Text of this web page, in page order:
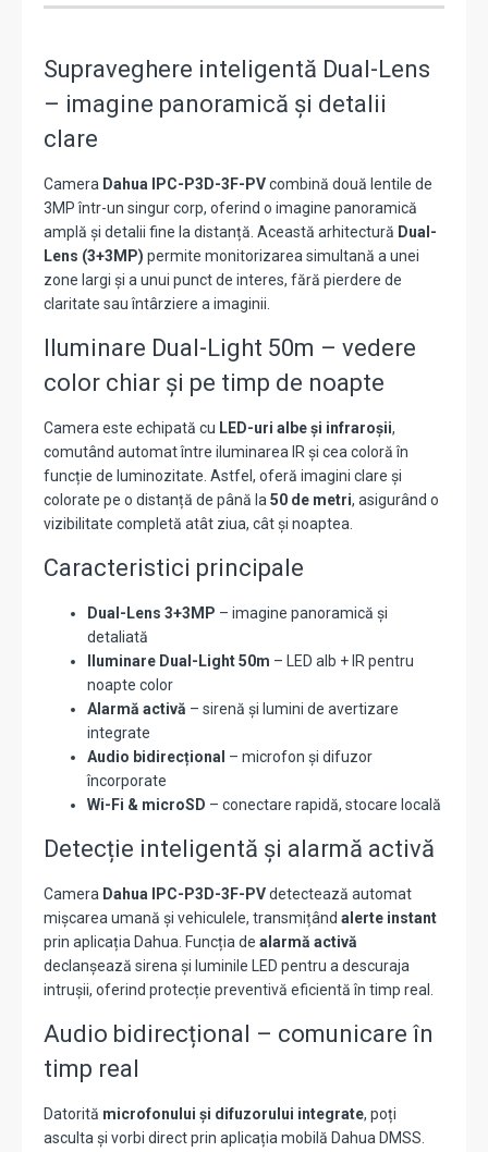
Supraveghere inteligentă Dual-Lens
– imagine panoramică și detalii
clare
Camera Dahua IPC-P3D-3F-PVcombină două lentile de
3MP într-un singur corp, oferind o imagine panoramică
amplă și detalii fine la distanță. Această arhitectură Dual-
Lens (3+3MP) permite monitorizarea simultană a unei
zone largi și a unui punct de interes, fără pierdere de
claritate sau întârziere a imaginii.
Iluminare Dual-Light 50m – vedere
color chiar și pe timp de noapte
Camera este echipată cu LED-uri albe și infraroșii,
comutând automat între iluminarea IR și cea coloră în
funcție de luminozitate. Astfel, oferă imagini clare și
colorate pe o distanță de până la50 de metri, asigurând o
vizibilitate completă atât ziua, cât și noaptea.
Caracteristici principale
Dual-Lens 3+3MP – imagine panoramică și
detaliată
Iluminare Dual-Light 50m – LED alb + IR pentru
noapte color
Alarmă activă – sirenă și lumini de avertizare
integrate
Audio bidirecțional – microfon și difuzor
încorporate
Wi-Fi & microSD – conectare rapidă, stocare locală
Detecție inteligentă și alarmă activă
Camera Dahua IPC-P3D-3F-PVdetectează automat
mișcarea umană și vehiculele, transmițând alerte instant
prin aplicația Dahua. Funcția de alarmă activă
declanșează sirena și luminile LED pentru a descuraja
intrușii, oferind protecție preventivă eficientă în timp real.
Audio bidirecțional – comunicare în
timp real
Datorită microfonului și difuzorului integrate, poți
asculta și vorbi direct prin aplicația mobilă Dahua DMSS.